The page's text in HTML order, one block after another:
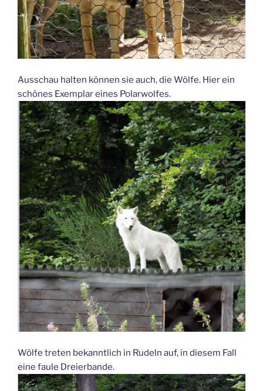
Ausschau halten können sie auch, die Wölfe. Hier ein
schönes Exemplar eines Polarwolfes.
Wölfe treten bekanntlich in Rudeln auf, in diesem Fall
eine faule Dreierbande.